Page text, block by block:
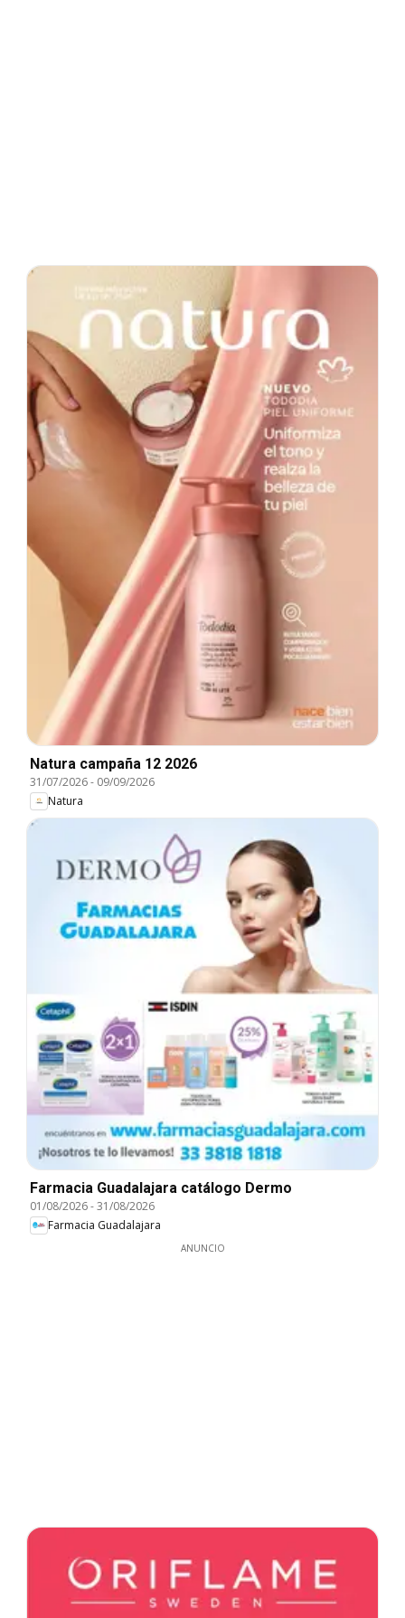
Natura campaña 12 2026
31/07/2026- 09/09/2026
Natura
Farmacia Guadalajara catálogo Dermo
01/08/2026-31/08/2026
Farmacia Guadalajara
ANUNCIO